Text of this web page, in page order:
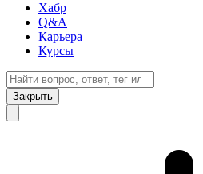
Хабр
Q&A
Карьера
Курсы
Закрыть